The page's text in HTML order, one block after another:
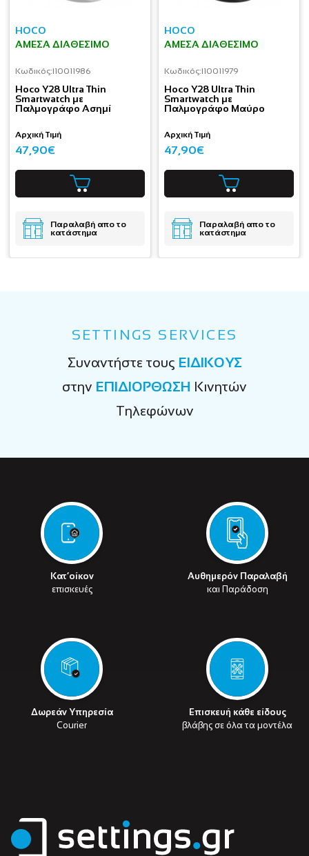
HOCO
ΆΜΕΣΑ ΔΙΑΘΈΣΙΜΟ
Κωδικός:I10011986
Hoco Y28 Ultra Thin
Smartwatch με
Παλμογράφο Ασημί
Αρχική Τιμή
47,90€
Παραλαβή απο το
κατάστημα
HOCO
ΆΜΕΣΑ ΔΙΑΘΈΣΙΜΟ
Κωδικός:I10011979
Hoco Y28 Ultra Thin
Smartwatch με
Παλμογράφο Μαύρο
Αρχική Τιμή
47,90€
Παραλαβή απο το
κατάστημα
SETTINGS SERVICES
Συναντήστε τους ΕΙΔΙΚΟΥΣ
στην ΕΠΙΔΙΟΡΘΩΣΗ Κινητών
Τηλεφώνων
Κατ’οίκον
επισκευές
Αυθημερόν Παραλαβή
και Παράδοση
Δωρεάν Υπηρεσία
Courier
Επισκευή κάθε είδους
βλάβης σε όλα τα μοντέλα